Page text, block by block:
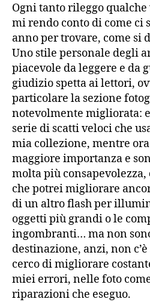
Ogni tanto rileggo
mi rendo conto di come ci
anno per trovare, come si
Uno stile personale degli
piacevole da leggere e da
giudizio spetta ai lettori,
particolare la sezione
notevolmente migliorata:
serie di scatti veloci che
mia collezione, mentre
maggiore importanza e
molta più consapevolezza,
che potrei migliorare
di un altro flash per
oggetti più grandi o le
ingombranti… ma non
destinazione, anzi, non
cerco di migliorare
miei errori, nelle foto
riparazioni che eseguo.